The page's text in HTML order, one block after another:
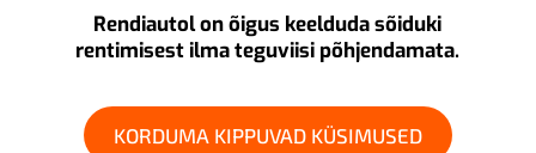
Rendiautol on õigus keelduda sõiduki
rentimisest ilma teguviisi põhjendamata.
KORDUMA KIPPUVAD KÜSIMUSED